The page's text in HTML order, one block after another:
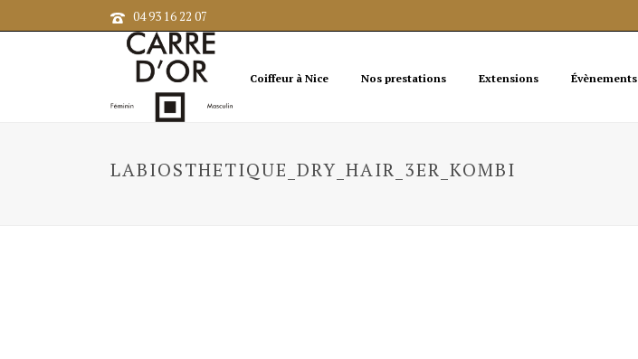
04 93 16 22 07
Coiffeur à Nice Nos prestations Extensions Évènements
LABIOSTHETIQUE_DRY_HAIR_3ER_KOMBI